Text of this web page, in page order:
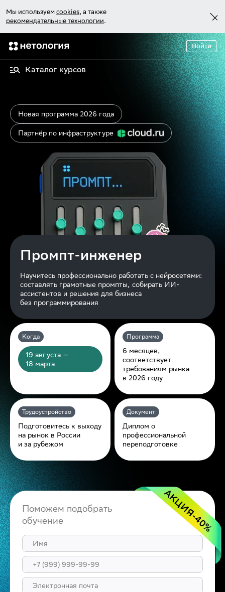
Мы используем cookies, а также
рекомендательные технологии.
Войти
Каталог курсов
Новая программа 2026 года
Партнёр по инфраструктуре
Промпт-инженер
Научитесь профессионально работать с нейросетями:
составлять грамотные промпты, собирать ИИ-
ассистентов и решения для бизнеса
без программирования
Когда
19 августа —
18 марта
Программа
6 месяцев,
соответствует
требованиям рынка
в 2026 году
Трудоустройство
Подготовитесь к выходу
на рынок в России
и за рубежом
Документ
Диплом о
профессиональной
переподготовке
АКЦИЯ
-40
%
Поможем подобрать
обучение